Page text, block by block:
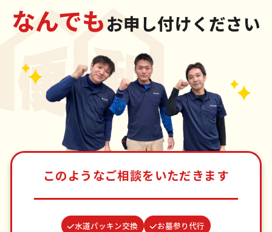
なんでもお申し付けください
このようなご相談をいただきます
水道パッキン交換
お墓参り代行